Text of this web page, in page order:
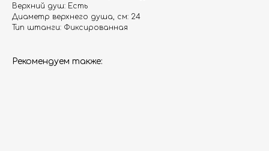
Верхний душ: Есть
Диаметр верхнего душа, см: 24
Тип штанги: Фиксированная
Рекомендуем также: